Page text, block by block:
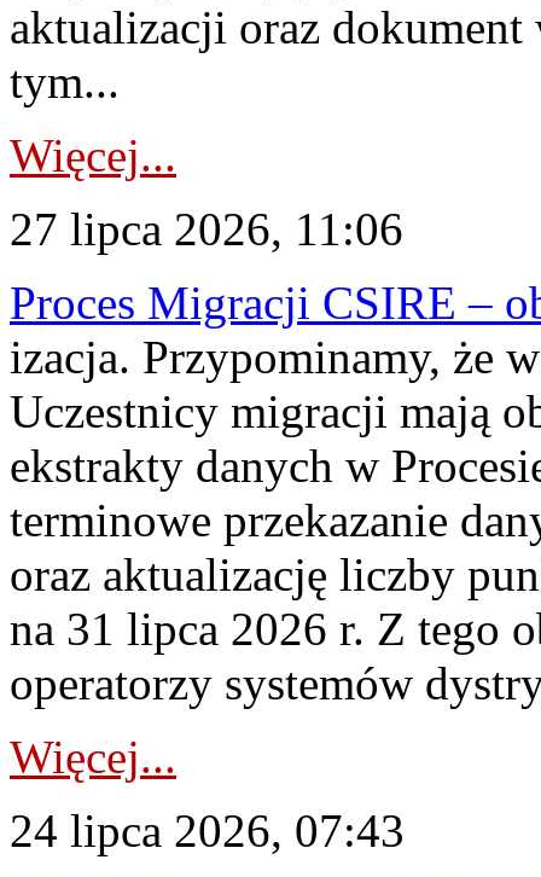
aktualizacji oraz
tym...
Więcej...
27 lipca 2026, 11:06
Proces Migracji CSIRE –
izacja. Przypominamy, że
Uczestnicy migracji mają
ekstrakty danych w
terminowe przekazanie
oraz aktualizację liczby
na 31 lipca 2026 r. Z tego
operatorzy systemów
Więcej...
24 lipca 2026, 07:43